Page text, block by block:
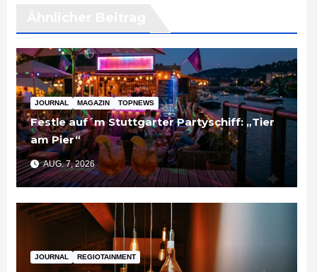
JOURNAL MAGAZIN TOPNEWS
Festle auf´m Stuttgarter Partyschiff: „Tier
am Pier“
AUG. 7, 2026
JOURNAL REGIOTAINMENT